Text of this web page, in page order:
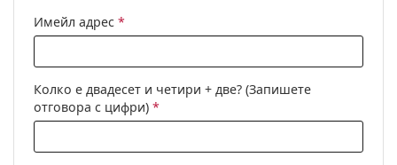
Имейл адрес *
Колко е двадесет и четири + две? (Запишете
отговора с цифри) *